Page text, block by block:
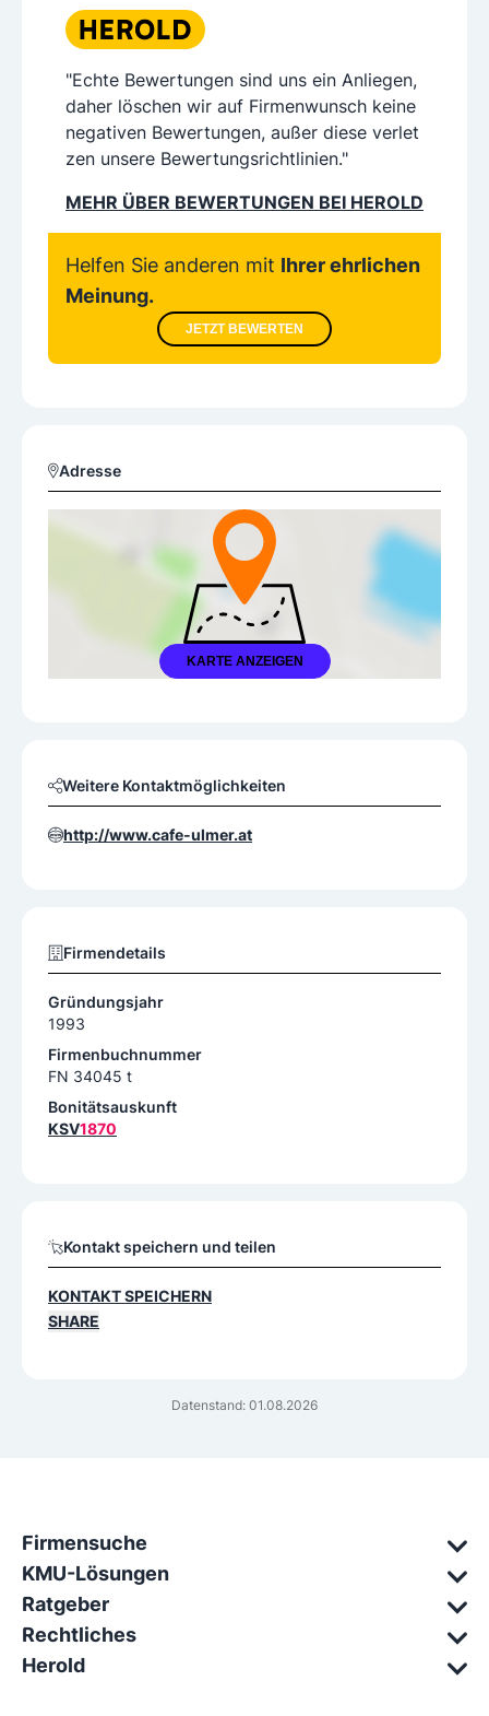
"Echte Bewertungen sind uns ein Anliegen,
daher löschen wir auf Firmenwunsch keine
negativen Bewertungen, außer diese verlet
zen unsere Bewertungsrichtlinien."
MEHR ÜBER BEWERTUNGEN BEI HEROLD
Helfen Sie anderen mit Ihrer ehrlichen
Meinung.
JETZT BEWERTEN
Adresse
KARTE ANZEIGEN
Datenstand: 01.08.2026
Weitere Kontaktmöglichkeiten
http://www.cafe-ulmer.at
Firmendetails
Gründungsjahr
1993
Firmenbuchnummer
FN 34045 t
Bonitätsauskunft
KSV1870
Kontakt speichern und teilen
KONTAKT SPEICHERN
SHARE
Firmensuche
KMU-Lösungen
Ratgeber
Rechtliches
Herold